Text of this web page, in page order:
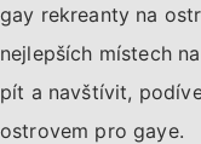
gay rekreanty na
nejlepších místech
pít a navštívit,
ostrovem pro gaye.